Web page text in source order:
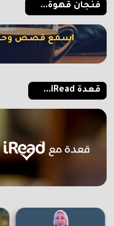
فنجان قهوة...
اسمع قصص
قعدة iRead...